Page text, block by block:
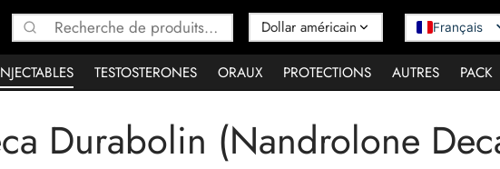
Recherche
pour :
Français
TESTOSTERONES ORAUX PROTECTIONS AUTRES PACK
Durabolin (Nandrolone